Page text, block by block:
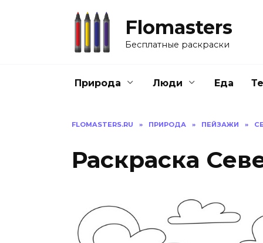
Flomasters
Бесплатные раскраски
Природа Люди Еда
FLOMASTERS.RU » ПРИРОДА » ПЕЙЗАЖИ »
Раскраска